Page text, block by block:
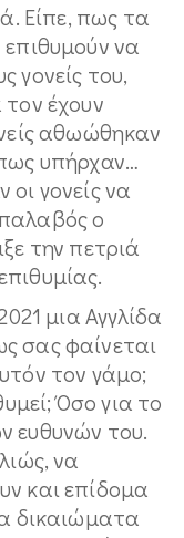
Είπε, πως τα
να
γονείς του,
έχουν
αθωώθηκαν
υπήρχαν…
γονείς να
ο
την πετριά
μια Αγγλίδα
σας φαίνεται
τον γάμο;
Όσο για το
ευθυνών του.
να
και επίδομα
δικαιώματα